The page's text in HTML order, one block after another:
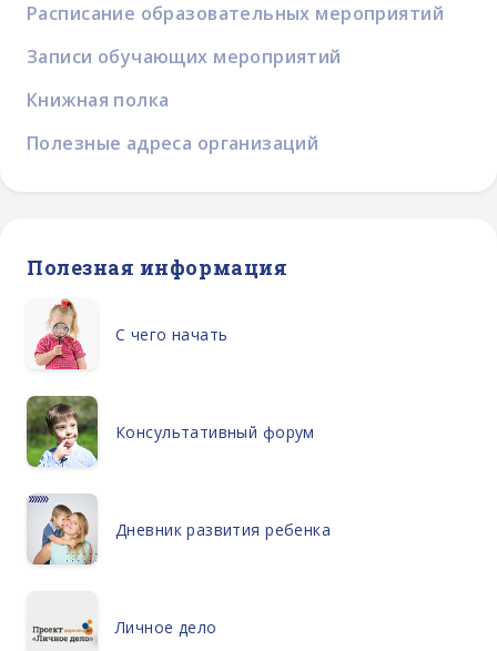
Расписание образовательных мероприятий
Записи обучающих мероприятий
Книжная полка
Полезные адреса организаций
Полезная информация
С чего начать
Консультативный форум
Дневник развития ребенка
Личное дело